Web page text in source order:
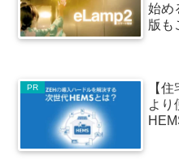
始め
版も
PR
【
より